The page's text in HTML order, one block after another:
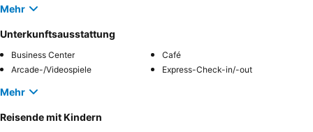
Mehr
Unterkunftsausstattung
Business Center
Café
Arcade-/Videospiele
Express-Check-in/-out
Mehr
Reisende mit Kindern